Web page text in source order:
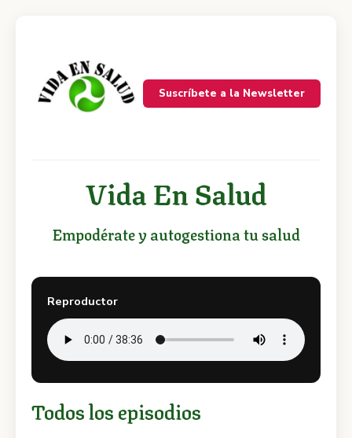
Suscríbete a la Newsletter
Vida En Salud
Empodérate y autogestiona tu salud
Reproductor
Todos los episodios